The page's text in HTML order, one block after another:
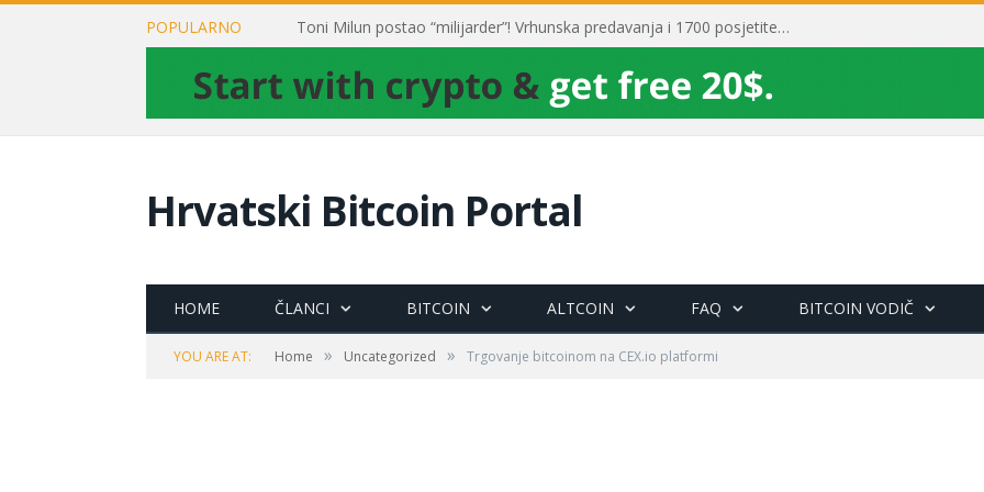
POPULARNO Toni Milun postao “milijarder”! Vrhunska predavanja i 1700 posjetitelja obilježili su mjesec financijske pismenosti
Hrvatski Bitcoin Portal
HOME ČLANCI BITCOIN ALTCOIN FAQ BITCOIN VODIČ
YOU ARE AT: Home » Uncategorized » Trgovanje bitcoinom na CEX.io platformi